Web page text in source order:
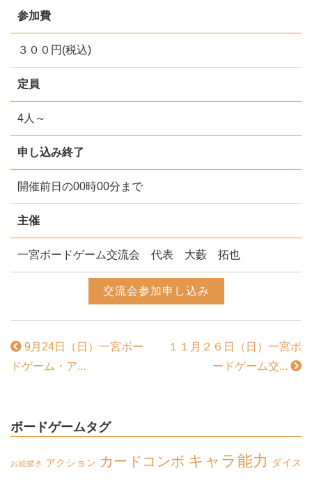
参加費
３００円(税込)
定員
4人～
申し込み終了
開催前日の00時00分まで
主催
一宮ボードゲーム交流会 代表 大藪 拓也
交流会参加申し込み
9月24日（日）一宮ボー
ドゲーム・ア...
１１月２６日（日）一宮ボ
ードゲーム交...
ボードゲームタグ
お絵描き アクション カードコンボ キャラ能力 ダイス